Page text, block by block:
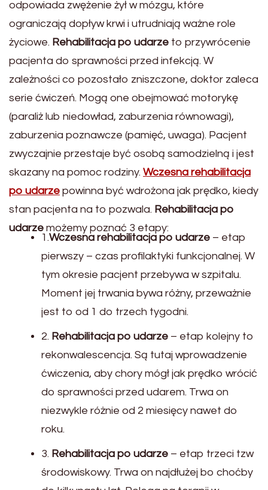
odpowiada zwężenie żył w mózgu, które
ograniczają dopływ krwi i utrudniają ważne role
życiowe. Rehabilitacja po udarze to przywrócenie
pacjenta do sprawności przed infekcją. W
zależności co pozostało zniszczone, doktor zaleca
serie ćwiczeń. Mogą one obejmować motorykę
(paraliż lub niedowład, zaburzenia równowagi),
zaburzenia poznawcze (pamięć, uwaga). Pacjent
zwyczajnie przestaje być osobą samodzielną i jest
skazany na pomoc rodziny. Wczesna rehabilitacja
po udarze powinna być wdrożona jak prędko, kiedy
stan pacjenta na to pozwala. Rehabilitacja po
udarze możemy poznać 3 etapy:
1.Wczesna rehabilitacja po udarze – etap
pierwszy – czas profilaktyki funkcjonalnej. W
tym okresie pacjent przebywa w szpitalu.
Moment jej trwania bywa różny, przeważnie
jest to od 1 do trzech tygodni.
2. Rehabilitacja po udarze – etap kolejny to
rekonwalescencja. Są tutaj wprowadzenie
ćwiczenia, aby chory mógł jak prędko wrócić
do sprawności przed udarem. Trwa on
niezwykle różnie od 2 miesięcy nawet do
roku.
3. Rehabilitacja po udarze – etap trzeci tzw
środowiskowy. Trwa on najdłużej bo choćby